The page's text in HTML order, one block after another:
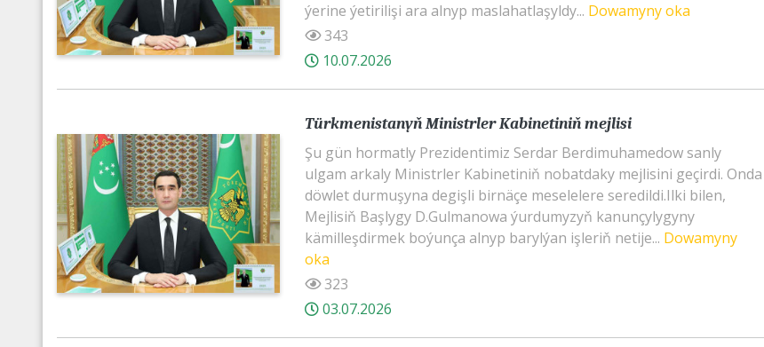
ýerine ýetirilişi ara alnyp maslahatlaşyldy... Dowamyny oka
343
10.07.2026
Türkmenistanyň Ministrler Kabinetiniň mejlisi
Şu gün hormatly Prezidentimiz Serdar Berdimuhamedow sanly
ulgam arkaly Ministrler Kabinetiniň nobatdaky mejlisini geçirdi. Onda
döwlet durmuşyna degişli birnäçe meselelere seredildi.Ilki bilen,
Mejlisiň Başlygy D.Gulmanowa ýurdumyzyň kanunçylygyny
kämilleşdirmek boýunça alnyp barylýan işleriň netije... Dowamyny
oka
323
03.07.2026